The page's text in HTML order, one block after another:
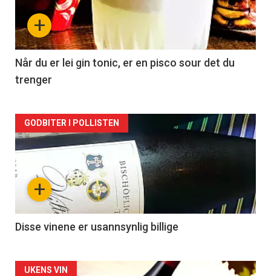
nå
-
2
+
Når du er lei gin tonic, er en pisco sour det du
trenger
Forsiden
akkurat
nå
3
+
GODBITER I POLLISTEN
Disse vinene er usannsynlig billige
UKENS VIN